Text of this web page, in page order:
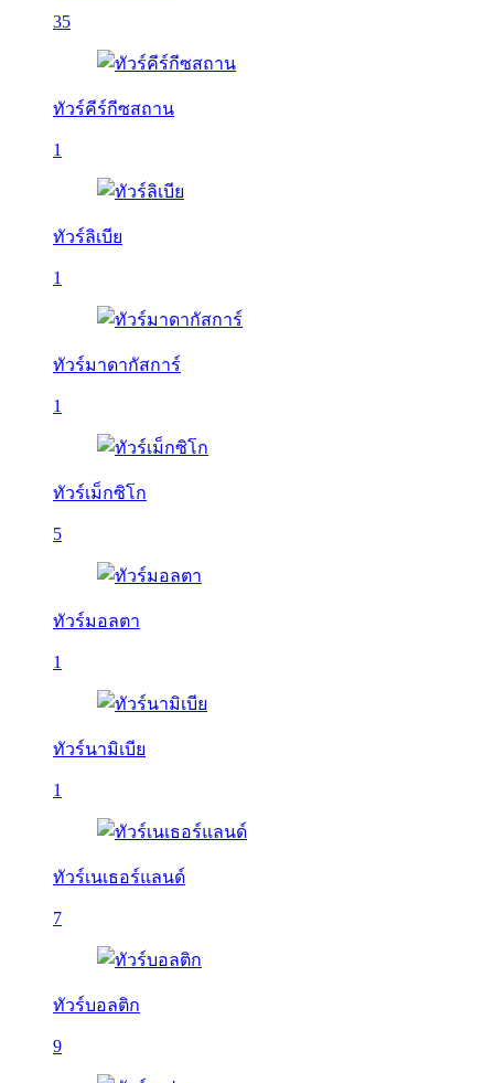
35
ทัวร์คีร์กีซสถาน
1
ทัวร์ลิเบีย
1
ทัวร์มาดากัสการ์
1
ทัวร์เม็กซิโก
5
ทัวร์มอลตา
1
ทัวร์นามิเบีย
1
ทัวร์เนเธอร์แลนด์
7
ทัวร์บอลติก
9